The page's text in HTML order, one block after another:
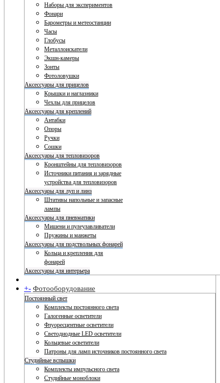
Наборы для экспериментов
Фонари
Барометры и метеостанции
Часы
Глобусы
Металлоискатели
Экшн-камеры
Зонты
Фотоловушки
Аксессуары для прицелов
Крышки и наглазники
Чехлы для прицелов
Аксессуары для креплений
Антабки
Опоры
Ручки
Сошки
Аксессуары для тепловизоров
Кронштейны для тепловизоров
Источники питания и зарядные
устройства для тепловизоров
Аксессуары для луп и линз
Штативы напольные и запасные
лампы
Аксессуары для пневматики
Мишени и пулеулавливатели
Пружины и манжеты
Аксессуары для подствольных фонарей
Кольца и крепления для
фонарей
Аксессуары для интерьера
+- Фотооборудование
Постоянный свет
Комплекты постоянного света
Галогенные осветители
Флуоресцентные осветители
Светодиодные LED осветители
Кольцевые осветители
Патроны для ламп источников постоянного света
Студийные вспышки
Комплекты импульсного света
Студийные моноблоки